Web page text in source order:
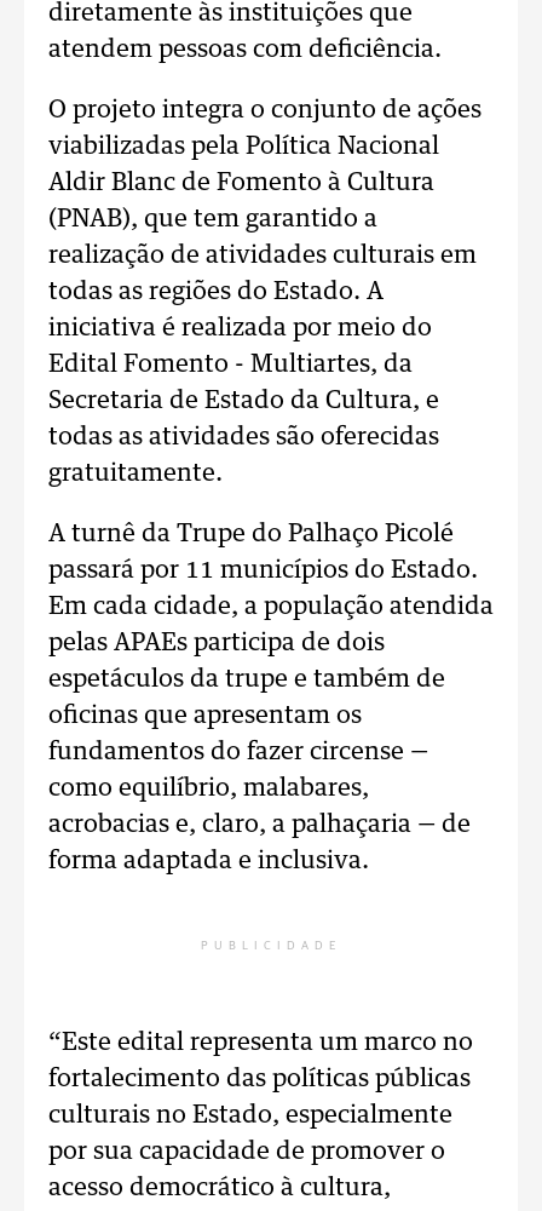
diretamente às instituições que
atendem pessoas com deficiência.
O projeto integra o conjunto de ações
viabilizadas pela Política Nacional
Aldir Blanc de Fomento à Cultura
(PNAB), que tem garantido a
realização de atividades culturais em
todas as regiões do Estado. A
iniciativa é realizada por meio do
Edital Fomento - Multiartes, da
Secretaria de Estado da Cultura, e
todas as atividades são oferecidas
gratuitamente.
A turnê da Trupe do Palhaço Picolé
passará por 11 municípios do Estado.
Em cada cidade, a população atendida
pelas APAEs participa de dois
espetáculos da trupe e também de
oficinas que apresentam os
fundamentos do fazer circense —
como equilíbrio, malabares,
acrobacias e, claro, a palhaçaria — de
forma adaptada e inclusiva.
PUBLICIDADE
“Este edital representa um marco no
fortalecimento das políticas públicas
culturais no Estado, especialmente
por sua capacidade de promover o
acesso democrático à cultura,